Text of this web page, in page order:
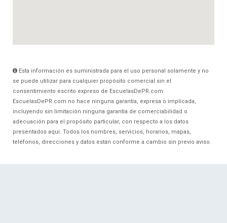
Esta información es suministrada para el uso personal solamente y no
se puede utilizar para cualquier propósito comercial sin el
consentimiento escrito expreso de EscuelasDePR.com.
EscuelasDePR.com no hace ninguna garantía, expresa o implicada,
incluyendo sin limitación ninguna garantía de comerciabilidad o
adecuación para el propósito particular, con respecto a los datos
presentados aquí. Todos los nombres, servicios, horarios, mapas,
teléfonos, direcciones y datos están conforme a cambio sin previo aviso.